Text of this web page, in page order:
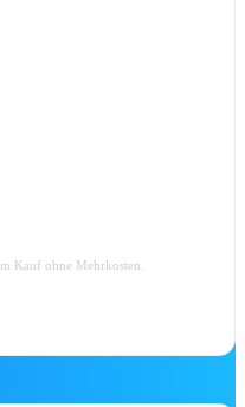
Kauf ohne Mehrkosten.